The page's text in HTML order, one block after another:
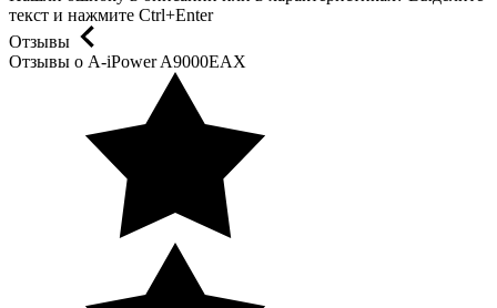
текст и нажмите Ctrl+Enter
Отзывы
Отзывы о A-iPower A9000EAX